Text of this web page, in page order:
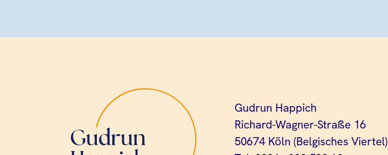
Gudrun Happich
Richard-Wagner-Straße 16
50674 Köln (Belgisches Viertel)